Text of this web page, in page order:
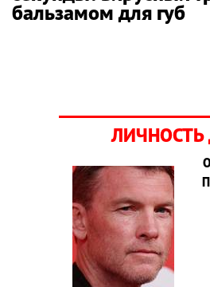
бальзамом для губ
ЛИЧНОСТЬ